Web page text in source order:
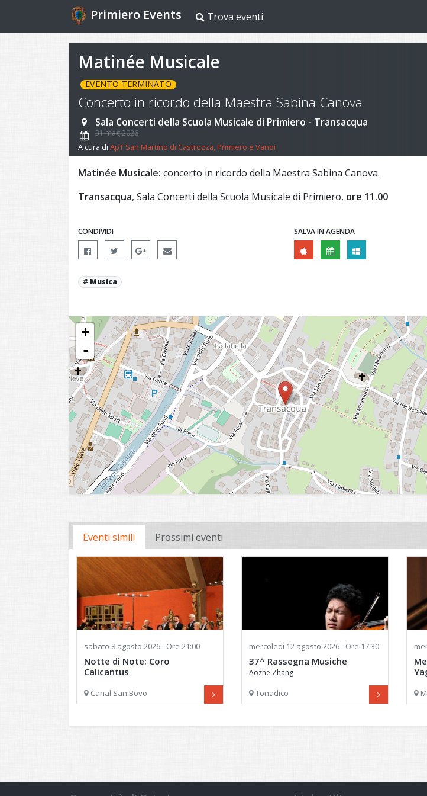
Primiero Events Trova eventi
Matinée Musicale
EVENTO TERMINATO
Concerto in ricordo della Maestra Sabina Canova
Sala Concerti della Scuola Musicale di Primiero - Transacqua
31 mag 2026
A cura di ApT San Martino di Castrozza, Primiero e Vanoi
Matinée Musicale: concerto in ricordo della Maestra Sabina Canova.
Transacqua, Sala Concerti della Scuola Musicale di Primiero, ore 11.00
CONDIVIDI SALVA IN AGENDA
Musica
+
-
Eventi simili Prossimi eventi
sabato 8 agosto 2026 - Ore 21:00
Notte di Note: Coro
Calicantus
Canal San Bovo
mercoledì 12 agosto 2026 - Ore 17:30
37^ Rassegna Musiche
Aozhe Zhang
Tonadico